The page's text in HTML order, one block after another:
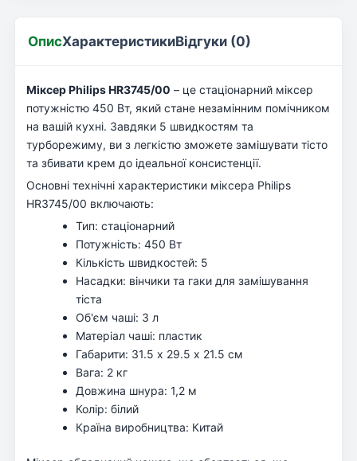
ОписХарактеристикиВідгуки (0)
Міксер Philips HR3745/00 – це стаціонарний міксер
потужністю 450 Вт, який стане незамінним помічником
на вашій кухні. Завдяки 5 швидкостям та
турборежиму, ви з легкістю зможете замішувати тісто
та збивати крем до ідеальної консистенції.
Основні технічні характеристики міксера Philips
HR3745/00 включають:
Тип: стаціонарний
Потужність: 450 Вт
Кількість швидкостей: 5
Насадки: вінчики та гаки для замішування
тіста
Об'єм чаші: 3 л
Матеріал чаші: пластик
Габарити: 31.5 х 29.5 х 21.5 см
Вага: 2 кг
Довжина шнура: 1,2 м
Колір: білий
Країна виробництва: Китай